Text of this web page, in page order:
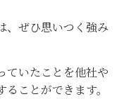
、ぜひ思いつく強み
ていたことを他社や
ことができます。